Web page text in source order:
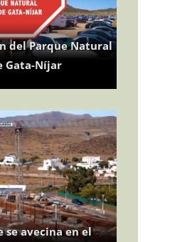
del Parque Natural
Gata-Níjar
se avecina en el